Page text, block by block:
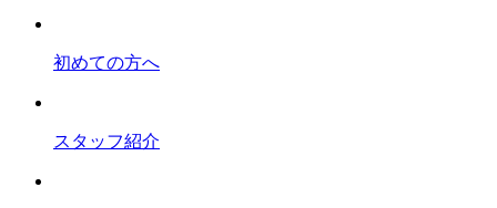
初めての⽅へ
スタッフ紹介